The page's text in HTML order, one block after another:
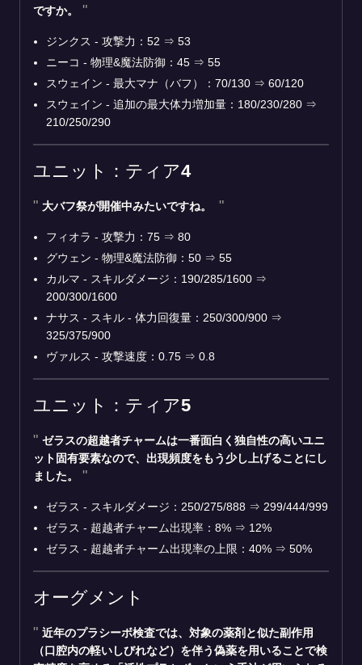
ですか。
ジンクス - 攻撃力：52 ⇒ 53
ニーコ - 物理&魔法防御：45 ⇒ 55
スウェイン - 最大マナ（バフ）：70/130 ⇒ 60/120
スウェイン - 追加の最大体力増加量：180/230/280 ⇒
210/250/290
ユニット：ティア4
大バフ祭が開催中みたいですね。
フィオラ - 攻撃力：75 ⇒ 80
グウェン - 物理&魔法防御：50 ⇒ 55
カルマ - スキルダメージ：190/285/1600 ⇒
200/300/1600
ナサス - スキル - 体力回復量：250/300/900 ⇒
325/375/900
ヴァルス - 攻撃速度：0.75 ⇒ 0.8
ユニット：ティア5
ゼラスの超越者チャームは一番面白く独自性の高いユニ
ット固有要素なので、出現頻度をもう少し上げることにし
ました。
ゼラス - スキルダメージ：250/275/888 ⇒ 299/444/999
ゼラス - 超越者チャーム出現率：8% ⇒ 12%
ゼラス - 超越者チャーム出現率の上限：40% ⇒ 50%
オーグメント
近年のプラシーボ検査では、対象の薬剤と似た副作用
（口腔内の軽いしびれなど）を伴う偽薬を用いることで検